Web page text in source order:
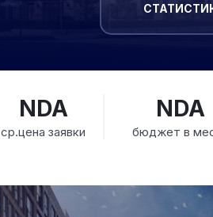
NDA
ср.цена заявки
NDA
бюджет в